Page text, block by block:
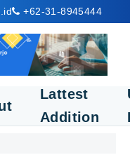
+62-31-8945444
Lattest
Addition